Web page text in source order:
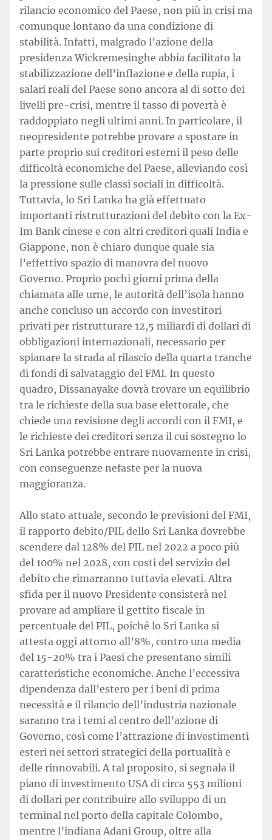
rilancio economico del Paese, non più in crisi ma
comunque lontano da una condizione di
stabilità. Infatti, malgrado l’azione della
presidenza Wickremesinghe abbia facilitato la
stabilizzazione dell’inflazione e della rupia, i
salari reali del Paese sono ancora al di sotto dei
livelli pre-crisi, mentre il tasso di povertà è
raddoppiato negli ultimi anni. In particolare, il
neopresidente potrebbe provare a spostare in
parte proprio sui creditori esterni il peso delle
difficoltà economiche del Paese, alleviando così
la pressione sulle classi sociali in difficoltà.
Tuttavia, lo Sri Lanka ha già effettuato
importanti ristrutturazioni del debito con la Ex-
Im Bank cinese e con altri creditori quali India e
Giappone, non è chiaro dunque quale sia
l’effettivo spazio di manovra del nuovo
Governo. Proprio pochi giorni prima della
chiamata alle urne, le autorità dell’isola hanno
anche concluso un accordo con investitori
privati per ristrutturare 12,5 miliardi di dollari di
obbligazioni internazionali, necessario per
spianare la strada al rilascio della quarta tranche
di fondi di salvataggio del FMI. In questo
quadro, Dissanayake dovrà trovare un equilibrio
tra le richieste della sua base elettorale, che
chiede una revisione degli accordi con il FMI, e
le richieste dei creditori senza il cui sostegno lo
Sri Lanka potrebbe entrare nuovamente in crisi,
con conseguenze nefaste per la nuova
maggioranza.
Allo stato attuale, secondo le previsioni del FMI,
il rapporto debito/PIL dello Sri Lanka dovrebbe
scendere dal 128% del PIL nel 2022 a poco più
del 100% nel 2028, con costi del servizio del
debito che rimarranno tuttavia elevati. Altra
sfida per il nuovo Presidente consisterà nel
provare ad ampliare il gettito fiscale in
percentuale del PIL, poiché lo Sri Lanka si
attesta oggi attorno all’8%, contro una media
del 15-20% tra i Paesi che presentano simili
caratteristiche economiche. Anche l’eccessiva
dipendenza dall’estero per i beni di prima
necessità e il rilancio dell’industria nazionale
saranno tra i temi al centro dell’azione di
Governo, così come l’attrazione di investimenti
esteri nei settori strategici della portualità e
delle rinnovabili. A tal proposito, si segnala il
piano di investimento USA di circa 553 milioni
di dollari per contribuire allo sviluppo di un
terminal nel porto della capitale Colombo,
mentre l’indiana Adani Group, oltre alla